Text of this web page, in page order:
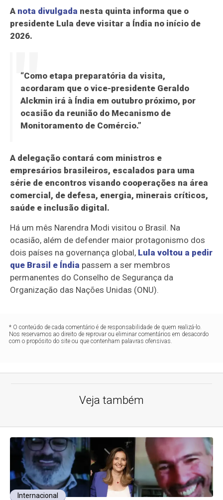
A nota divulgada nesta quinta informa que o
presidente Lula deve visitar a Índia no início de
2026.
“Como etapa preparatória da visita,
acordaram que o vice-presidente Geraldo
Alckmin irá à Índia em outubro próximo, por
ocasião da reunião do Mecanismo de
Monitoramento de Comércio.”
A delegação contará com ministros e
empresários brasileiros, escalados para uma
série de encontros visando cooperações na área
comercial, de defesa, energia, minerais críticos,
saúde e inclusão digital.
Há um mês Narendra Modi visitou o Brasil. Na
ocasião, além de defender maior protagonismo dos
dois países na governança global, Lula voltou a pedir
que Brasil e Índia passem a ser membros
permanentes do Conselho de Segurança da
Organização das Nações Unidas (ONU).
* O conteúdo de cada comentário é de responsabilidade de quem realizá-lo.
Nos reservamos ao direito de reprovar ou eliminar comentários em desacordo
com o propósito do site ou que contenham palavras ofensivas.
Veja também
Internacional